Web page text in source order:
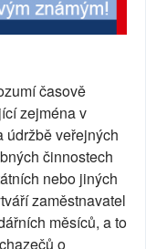
časově
zejména v
údržbě veřejných
činnostech
nebo jiných
zaměstnavatel
měsíců, a to
o